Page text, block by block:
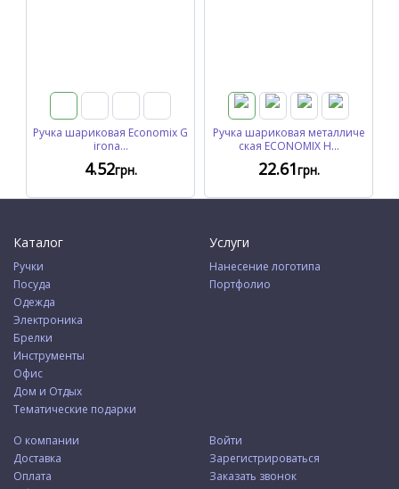
Ручка шариковая Economix G
irona...
4.52грн.
Ручка шариковая металличе
ская ECONOMIX H...
22.61грн.
Каталог
Ручки
Посуда
Одежда
Электроника
Брелки
Инструменты
Офис
Дом и Отдых
Тематические подарки
Услуги
Нанесение логотипа
Портфолио
О компании
Доставка
Оплата
Войти
Зарегистрироваться
Заказать звонок